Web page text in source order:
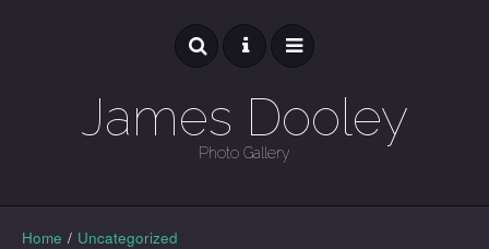
James Dooley
Photo Gallery
GALLERY
Home / Uncategorized